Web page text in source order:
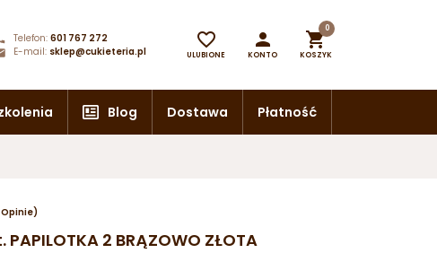
Telefon: 601 767 272
E-mail: sklep@cukieteria.pl

ULUBIONE

KONTO

0
KOSZYK
Blog Dostawa Płatność
Opinie)
2 BRĄZOWO ZŁOTA